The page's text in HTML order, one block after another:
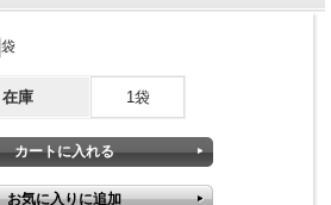
袋
在庫 1袋